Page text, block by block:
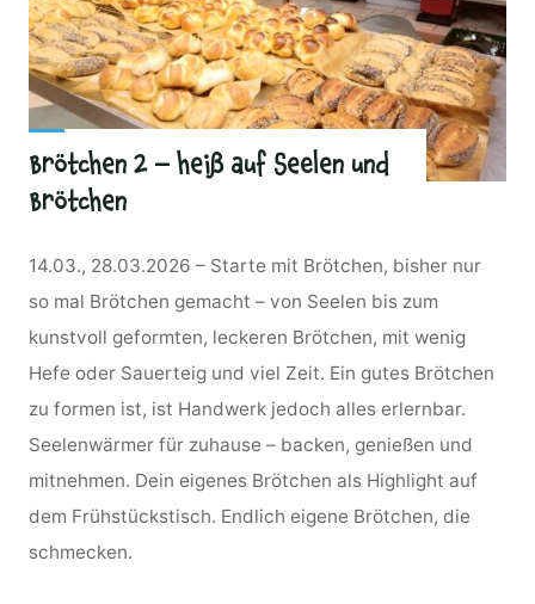
Brötchen 2 – heiß auf Seelen und
Brötchen
14.03., 28.03.2026 – Starte mit Brötchen, bisher nur
so mal Brötchen gemacht – von Seelen bis zum
kunstvoll geformten, leckeren Brötchen, mit wenig
Hefe oder Sauerteig und viel Zeit. Ein gutes Brötchen
zu formen ist, ist Handwerk jedoch alles erlernbar.
Seelenwärmer für zuhause – backen, genießen und
mitnehmen. Dein eigenes Brötchen als Highlight auf
dem Frühstückstisch. Endlich eigene Brötchen, die
schmecken.